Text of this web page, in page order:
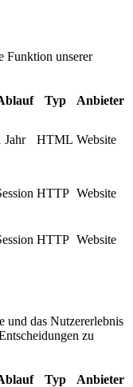
Funktion unserer
Typ Anbieter
Jahr HTML Website
HTTP Website
HTTP Website
und das Nutzererlebnis
zu
Typ Anbieter